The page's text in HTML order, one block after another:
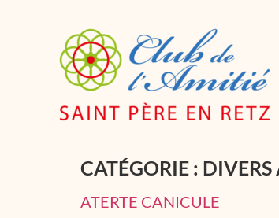
CATÉGORIE : DIVERS
ATERTE CANICULE